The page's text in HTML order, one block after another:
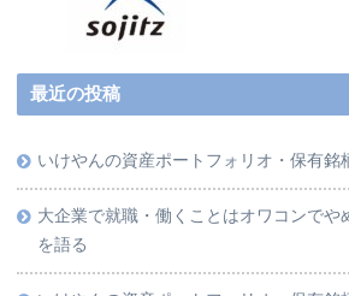
最近の投稿
いけやんの資産ポートフォリオ・保有銘
大企業で就職・働くことはオワコンでや
を語る